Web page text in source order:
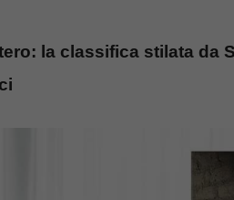
la classifica stilata da